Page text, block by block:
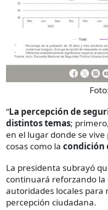
“La percepción de
distintos temas;
en el lugar donde se
cosas como la condición
La presidenta subrayó
continuará reforzando la
autoridades locales para
percepción ciudadana.